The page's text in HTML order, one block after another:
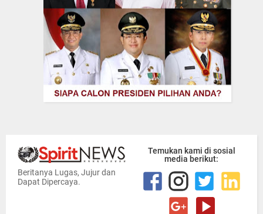
Beritanya Lugas, Jujur dan
Dapat Dipercaya.
Temukan kami di sosial
media berikut: